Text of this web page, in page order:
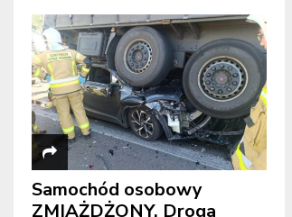
Samochód osobowy
ZMIAŻDŻONY. Droga